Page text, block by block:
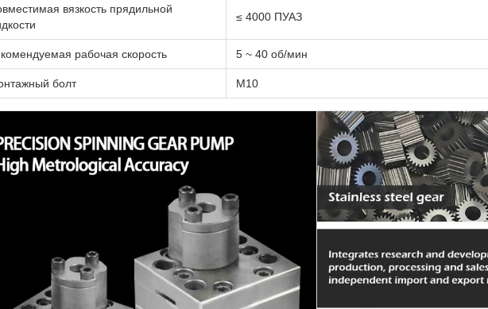
вязкость прядильной
≤ 4000 ПУАЗ
рабочая скорость 5 ~ 40 об/мин
болт М10